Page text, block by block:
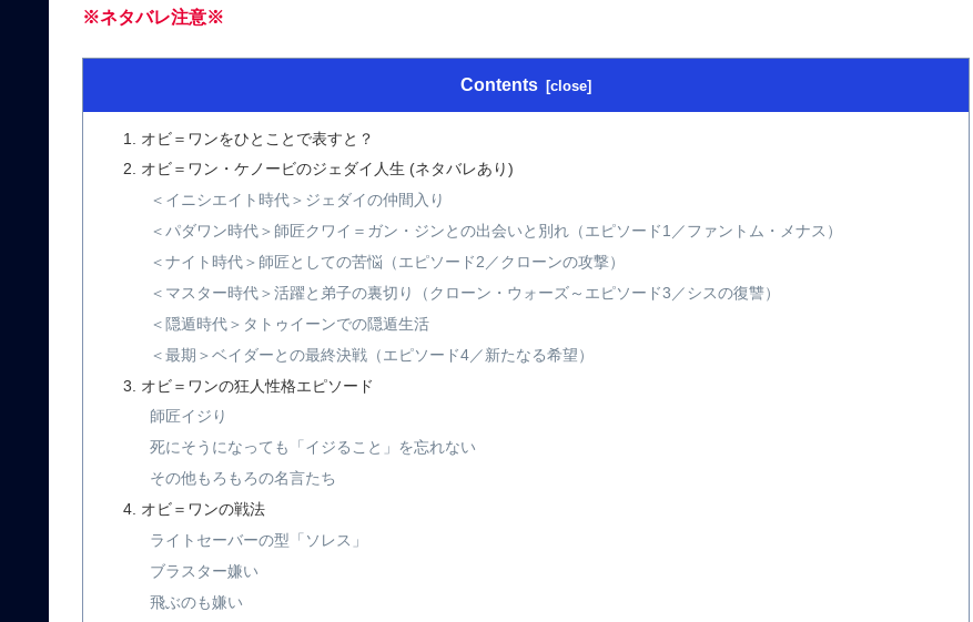
※ネタバレ注意※
Contents
オビ＝ワンをひとことで表すと？
オビ＝ワン・ケノービのジェダイ人生 (ネタバレあり)
＜イニシエイト時代＞ジェダイの仲間入り
＜パダワン時代＞師匠クワイ＝ガン・ジンとの出会いと別れ（エピソード1／ファントム・メナス）
＜ナイト時代＞師匠としての苦悩（エピソード2／クローンの攻撃）
＜マスター時代＞活躍と弟子の裏切り（クローン・ウォーズ～エピソード3／シスの復讐）
＜隠遁時代＞タトゥイーンでの隠遁生活
＜最期＞ベイダーとの最終決戦（エピソード4／新たなる希望）
オビ＝ワンの狂人性格エピソード
師匠イジり
死にそうになっても「イジること」を忘れない
その他もろもろの名言たち
オビ＝ワンの戦法
ライトセーバーの型「ソレス」
ブラスター嫌い
飛ぶのも嫌い